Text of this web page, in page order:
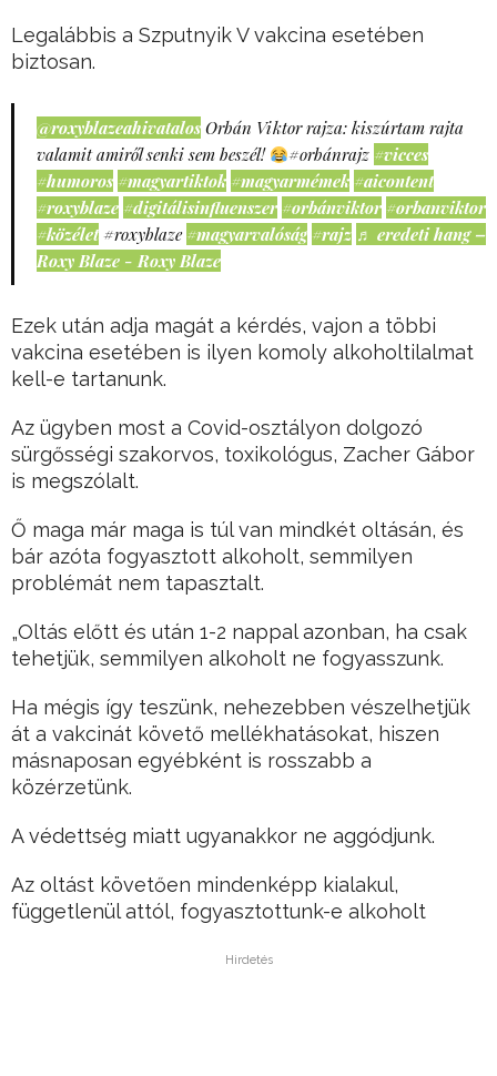
Legalábbis a Szputnyik V vakcina esetében
biztosan.
@roxyblazeahivatalos Orbán Viktor rajza: kiszúrtam rajta
valamit amiről senki sem beszél!
#orbánrajz #vicces
#humoros #magyartiktok #magyarmémek #aicontent
#roxyblaze #digitálisinfluenszer #orbánviktor #orbanviktor
#közélet #roxyblaze #magyarvalóság #rajz ♬ eredeti hang –
Roxy Blaze - Roxy Blaze
Ezek után adja magát a kérdés, vajon a többi
vakcina esetében is ilyen komoly alkoholtilalmat
kell-e tartanunk.
Az ügyben most a Covid-osztályon dolgozó
sürgősségi szakorvos, toxikológus, Zacher Gábor
is megszólalt.
Ő maga már maga is túl van mindkét oltásán, és
bár azóta fogyasztott alkoholt, semmilyen
problémát nem tapasztalt.
„Oltás előtt és után 1-2 nappal azonban, ha csak
tehetjük, semmilyen alkoholt ne fogyasszunk.
Ha mégis így teszünk, nehezebben vészelhetjük
át a vakcinát követő mellékhatásokat, hiszen
másnaposan egyébként is rosszabb a
közérzetünk.
A védettség miatt ugyanakkor ne aggódjunk.
Az oltást követően mindenképp kialakul,
függetlenül attól, fogyasztottunk-e alkoholt
Hirdetés